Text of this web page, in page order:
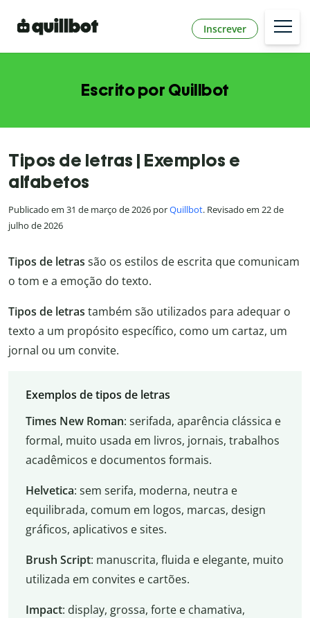
Inscrever
Escrito por Quillbot
Tipos de letras | Exemplos e
alfabetos
Publicado em 31 de março de 2026 porQuillbot. Revisado em 22 de
julho de 2026
Tipos de letras são os estilos de escrita que comunicam
o tom e a emoção do texto.
Tipos de letras também são utilizados para adequar o
texto a um propósito específico, como um cartaz, um
jornal ou um convite.
Exemplos de tipos de letras
Times New Roman: serifada, aparência clássica e
formal, muito usada em livros, jornais, trabalhos
acadêmicos e documentos formais.
Helvetica: sem serifa, moderna, neutra e
equilibrada, comum em logos, marcas, design
gráficos, aplicativos e sites.
Brush Script: manuscrita, fluida e elegante, muito
utilizada em convites e cartões.
Impact: display, grossa, forte e chamativa,